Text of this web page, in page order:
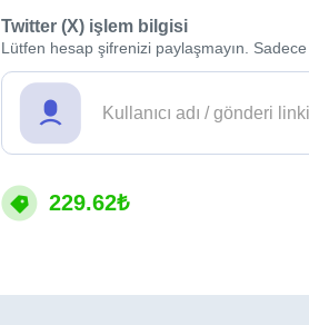
Twitter (X) işlem bilgisi
Lütfen hesap şifrenizi paylaşmayın.
229.62₺